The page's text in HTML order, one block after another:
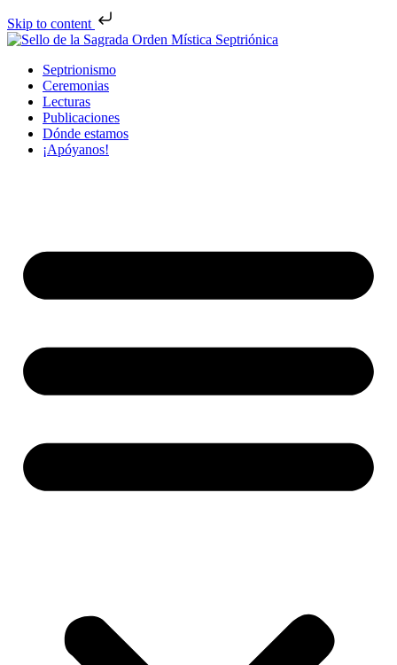
Skip to content
Septrionismo
Ceremonias
Lecturas
Publicaciones
Dónde estamos
¡Apóyanos!